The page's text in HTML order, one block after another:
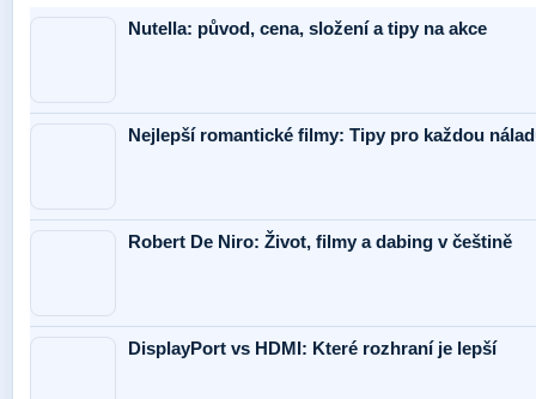
Nutella: původ, cena, složení a tipy na akce
Nejlepší romantické filmy: Tipy pro každou
Robert De Niro: Život, filmy a dabing v češtině
DisplayPort vs HDMI: Které rozhraní je lepší